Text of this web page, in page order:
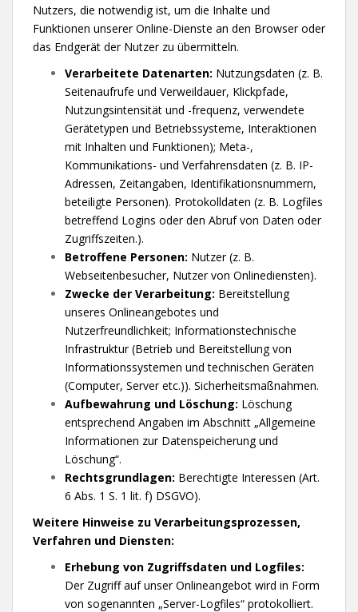
Nutzers, die notwendig ist, um die Inhalte und
Funktionen unserer Online-Dienste an den Browser oder
das Endgerät der Nutzer zu übermitteln.
Verarbeitete Datenarten: Nutzungsdaten (z. B.
Seitenaufrufe und Verweildauer, Klickpfade,
Nutzungsintensität und -frequenz, verwendete
Gerätetypen und Betriebssysteme, Interaktionen
mit Inhalten und Funktionen); Meta-,
Kommunikations- und Verfahrensdaten (z. B. IP-
Adressen, Zeitangaben, Identifikationsnummern,
beteiligte Personen). Protokolldaten (z. B. Logfiles
betreffend Logins oder den Abruf von Daten oder
Zugriffszeiten.).
Betroffene Personen: Nutzer (z. B.
Webseitenbesucher, Nutzer von Onlinediensten).
Zwecke der Verarbeitung: Bereitstellung
unseres Onlineangebotes und
Nutzerfreundlichkeit; Informationstechnische
Infrastruktur (Betrieb und Bereitstellung von
Informationssystemen und technischen Geräten
(Computer, Server etc.)). Sicherheitsmaßnahmen.
Aufbewahrung und Löschung: Löschung
entsprechend Angaben im Abschnitt „Allgemeine
Informationen zur Datenspeicherung und
Löschung“.
Rechtsgrundlagen: Berechtigte Interessen (Art.
6 Abs. 1 S. 1 lit. f) DSGVO).
Weitere Hinweise zu Verarbeitungsprozessen,
Verfahren und Diensten:
Erhebung von Zugriffsdaten und Logfiles:
Der Zugriff auf unser Onlineangebot wird in Form
von sogenannten „Server-Logfiles“ protokolliert.